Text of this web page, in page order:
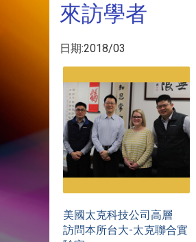
來訪學者
日期:2018/03
美國太克科技公司高層
訪問本所台大-太克聯合實